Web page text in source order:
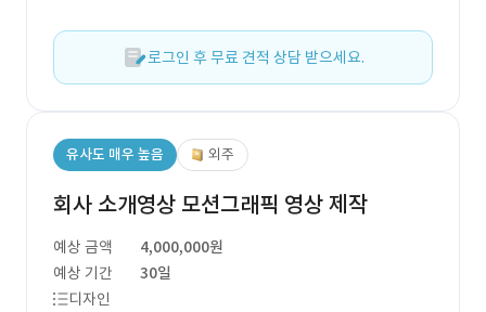
로그인 후 무료 견적 상담 받으세요.
유사도 매우 높음 외주
회사 소개영상 모션그래픽 영상 제작
예상 금액
4,000,000원
예상 기간
30일
디자인